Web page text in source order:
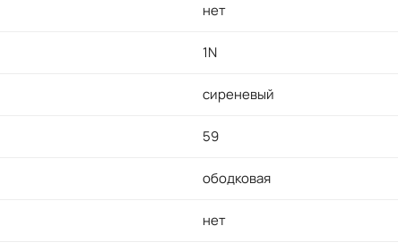
нет
1N
сиреневый
59
ободковая
нет